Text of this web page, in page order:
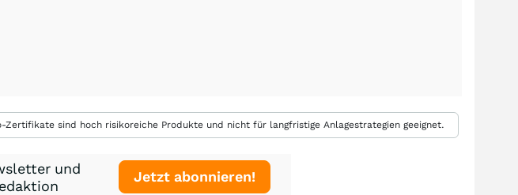
sind hoch risikoreiche Produkte und nicht für langfristige Anlagestrategien geeignet.
und
Jetzt abonnieren!